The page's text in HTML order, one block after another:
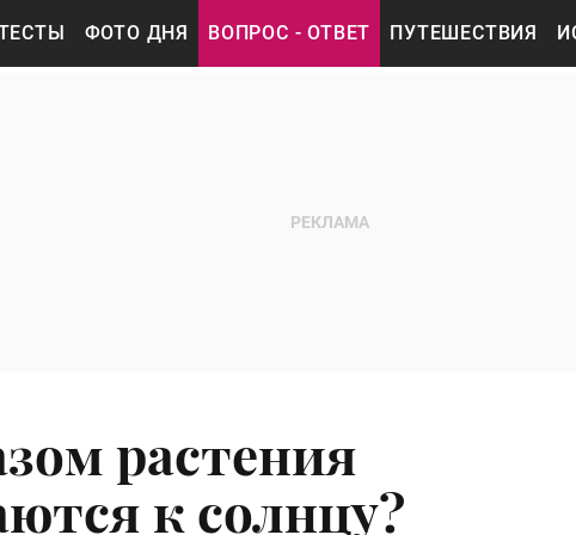
ФОТО ДНЯ ВОПРОС - ОТВЕТ ПУТЕШЕСТВИЯ
растения
к солнцу?